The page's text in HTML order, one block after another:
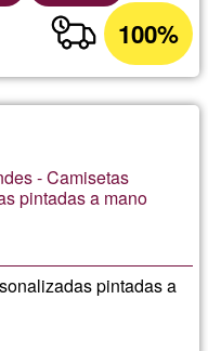
100%
- Camisetas
pintadas a mano
pintadas a